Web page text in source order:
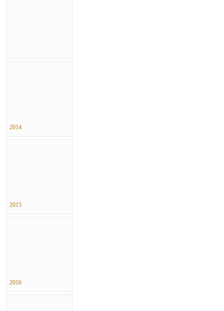
2014
2015
2016